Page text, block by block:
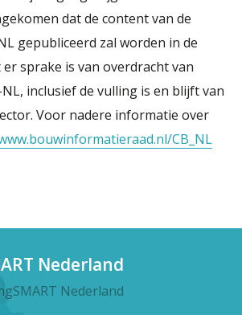
dat de content van de
gepubliceerd zal worden in de
er sprake is van overdracht van
inclusief de vulling is en blijft van
Voor nadere informatie over
CB_NL
Nederland
Nederland